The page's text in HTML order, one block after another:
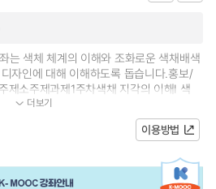
는 색체 체계의 이해와 조화로운 색채배색
자인에 대해 이해하도록 돕습니다.홍보/
제소주제과제1주차색채 지각의 이해Ⅰ 색
과...더보기
이용방법